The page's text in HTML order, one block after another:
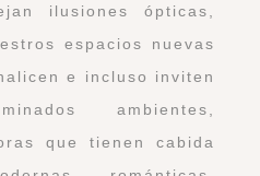
ilusiones ópticas,
espacios nuevas
e incluso inviten
ambientes,
que tienen cabida